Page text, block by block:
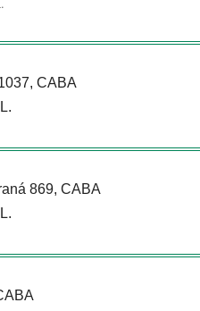
CABA
869, CABA